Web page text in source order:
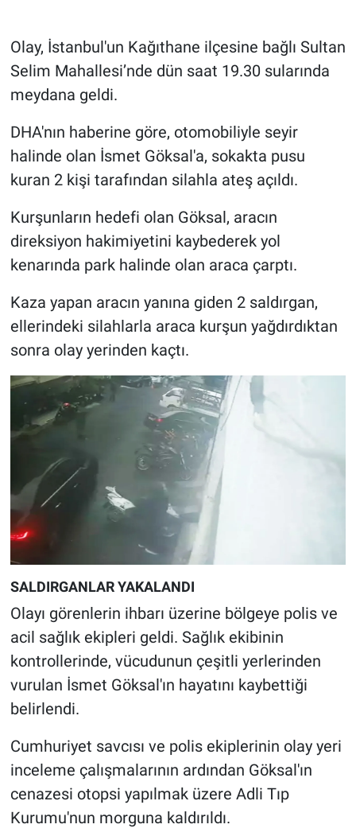
Olay, İstanbul'un Kağıthane ilçesine bağlı Sultan
Selim Mahallesi’nde dün saat 19.30 sularında
meydana geldi.
DHA'nın haberine göre, otomobiliyle seyir
halinde olan İsmet Göksal'a, sokakta pusu
kuran 2 kişi tarafından silahla ateş açıldı.
Kurşunların hedefi olan Göksal, aracın
direksiyon hakimiyetini kaybederek yol
kenarında park halinde olan araca çarptı.
Kaza yapan aracın yanına giden 2 saldırgan,
ellerindeki silahlarla araca kurşun yağdırdıktan
sonra olay yerinden kaçtı.
SALDIRGANLAR YAKALANDI
Olayı görenlerin ihbarı üzerine bölgeye polis ve
acil sağlık ekipleri geldi. Sağlık ekibinin
kontrollerinde, vücudunun çeşitli yerlerinden
vurulan İsmet Göksal'ın hayatını kaybettiği
belirlendi.
Cumhuriyet savcısı ve polis ekiplerinin olay yeri
inceleme çalışmalarının ardından Göksal'ın
cenazesi otopsi yapılmak üzere Adli Tıp
Kurumu'nun morguna kaldırıldı.
Gündem Özel
Günün görüntüsü
İlan
Koronavirüs
Ne demişti
Nedir
Popüler
Sağlık
Teknoloji
Türkiye'nin Geleceği
Türkiye'nin Gündemi
Yerel Gündem
Canlı Yayın